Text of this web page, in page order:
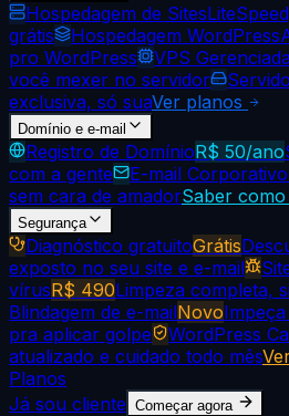
Hospedagem de Sites
grátis
Hospedagem WordPress
pro WordPress
VPS Gerenciada
você mexer no servidor
exclusiva, só suaVer planos
Domínio e e-mail
Registro de DomínioR$ 50/ano
com a gente
E-mail Corporativo
sem cara de amadorSaber como
Segurança
Diagnóstico gratuitoGrátis
exposto no seu site e e-mail
vírusR$ 490Limpeza completa,
Blindagem de e-mailNovo
pra aplicar golpe
WordPress
atualizado e cuidado todo mês
Planos
Já sou cliente Começar agora